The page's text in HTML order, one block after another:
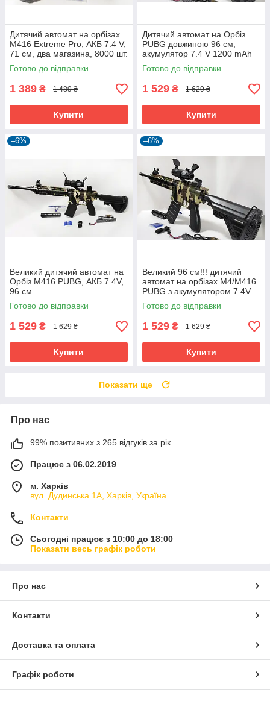
Дитячий автомат на орбізах
M416 Extreme Pro, АКБ 7.4 V,
71 см, два магазина, 8000 шт.
орбізів
Готово до відправки
1 389 ₴ 1 489 ₴
Купити
Дитячий автомат на Орбіз
PUBG довжиною 96 см,
акумулятор 7.4 V 1200 mAh
Готово до відправки
1 529 ₴ 1 629 ₴
Купити
–6%
Великий дитячий автомат на
Орбіз М416 PUBG, АКБ 7.4V,
96 см
Готово до відправки
1 529 ₴ 1 629 ₴
Купити
–6%
Великий 96 см!!! дитячий
автомат на орбізах M4/M416
PUBG з акумулятором 7.4V
Готово до відправки
1 529 ₴ 1 629 ₴
Купити
Показати ще
Про нас
99% позитивних з 265 відгуків за рік
Працює з 06.02.2019
м. Харків
вул. Дудинська 1А, Харків, Україна
Контакти
Сьогодні працює з 10:00 до 18:00
Показати весь графік роботи
Про нас
Контакти
Доставка та оплата
Графік роботи